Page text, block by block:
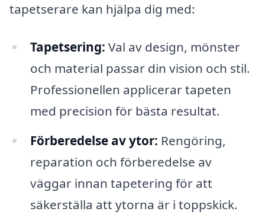
tapetserare kan hjälpa dig med:
Tapetsering: Val av design, mönster
och material passar din vision och stil.
Professionellen applicerar tapeten
med precision för bästa resultat.
Förberedelse av ytor: Rengöring,
reparation och förberedelse av
väggar innan tapetering för att
säkerställa att ytorna är i toppskick.